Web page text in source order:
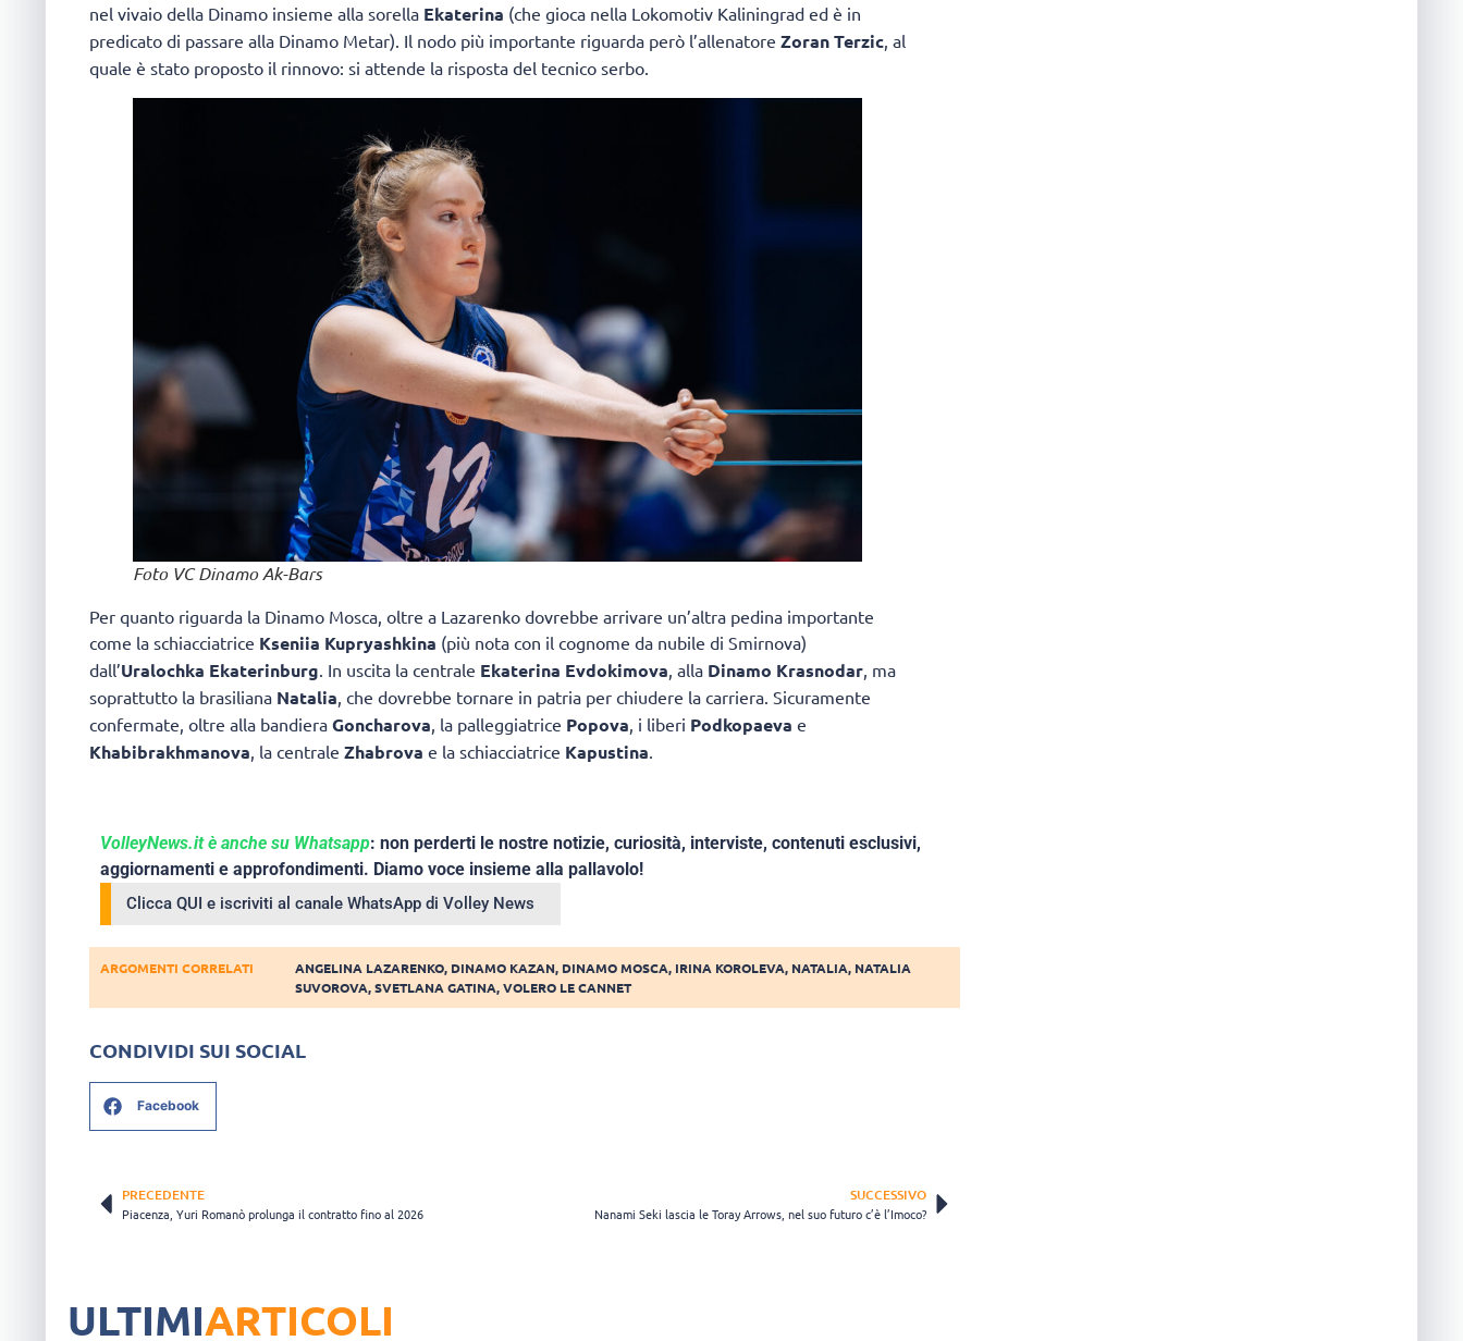
nel vivaio della Dinamo insieme alla sorella Ekaterina (che gioca nella Lokomotiv Kaliningrad ed è in
predicato di passare alla Dinamo Metar). Il nodo più importante riguarda però l’allenatore Zoran Terzic, al
quale è stato proposto il rinnovo: si attende la risposta del tecnico serbo.
Foto VC Dinamo Ak-Bars
Per quanto riguarda la Dinamo Mosca, oltre a Lazarenko dovrebbe arrivare un’altra pedina importante
come la schiacciatrice Kseniia Kupryashkina (più nota con il cognome da nubile di Smirnova)
dall’Uralochka Ekaterinburg . In uscita la centrale Ekaterina Evdokimova , alla Dinamo Krasnodar , ma
soprattutto la brasiliana Natalia , che dovrebbe tornare in patria per chiudere la carriera. Sicuramente
confermate, oltre alla bandiera Goncharova , la palleggiatrice Popova , i liberi Podkopaeva e
Khabibrakhmanova , la centrale Zhabrova e la schiacciatrice Kapustina
VolleyNews.it è anche su Whatsapp: non perderti le nostre notizie, curiosità, interviste, contenuti esclusivi,
aggiornamenti e approfondimenti. Diamo voce insieme alla pallavolo!
Clicca QUI e iscriviti al canale WhatsApp di Volley News
ARGOMENTI CORRELATI ANGELINA LAZARENKO, DINAMO KAZAN, DINAMO MOSCA, IRINA KOROLEVA, NATALIA, NATALIA
SUVOROVA,SVETLANA GATINA,VOLERO LE CANNET
CONDIVIDI SUI SOCIAL
Facebook
PRECEDENTE
Piacenza, Yuri Romanò prolunga il contratto fino al 2026
SUCCESSIVO
Nanami Seki lascia le Toray Arrows, nel suo futuro c’è l’Imoco?
ULTIMIARTICOLI